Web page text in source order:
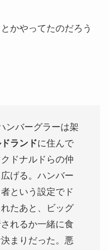
かやってたのだろう
ンバーグラーは架
ランドに住んで
ドナルドらの仲
げる。ハンバー
という設定でド
たあと、ビッグ
れるか一緒に食
まりだった。悪